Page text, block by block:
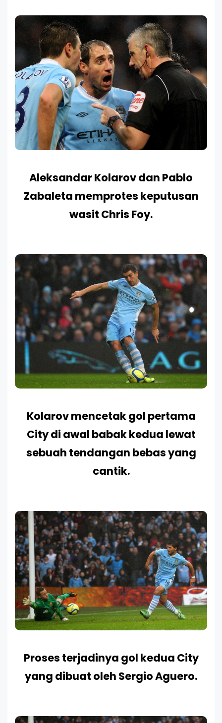
Aleksandar Kolarov dan Pablo
Zabaleta memprotes keputusan
wasit Chris Foy.
Kolarov mencetak gol pertama
City di awal babak kedua lewat
sebuah tendangan bebas yang
cantik.
Proses terjadinya gol kedua City
yang dibuat oleh Sergio Aguero.